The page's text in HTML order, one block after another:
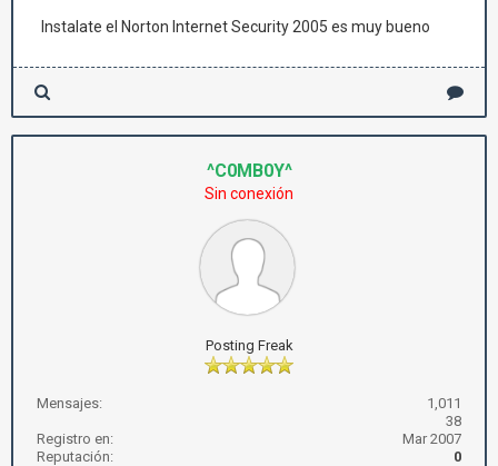
Instalate el Norton Internet Security 2005 es muy bueno
^C0MB0Y^
Sin conexión
Posting Freak
Mensajes:
1,011
38
Registro en:
Mar 2007
Reputación:
0